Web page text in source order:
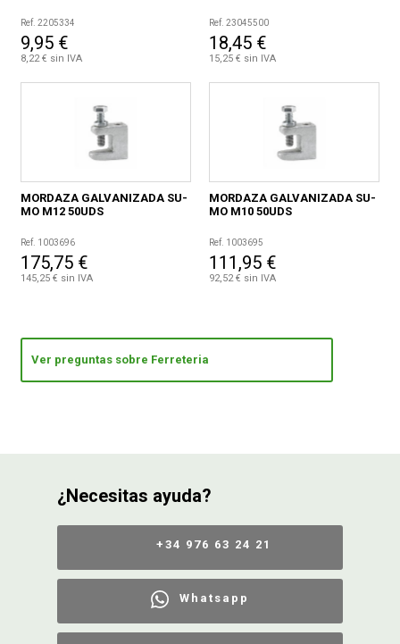
Ref. 2205334
9,95 €
8,22 € sin IVA
Ref. 23045500
18,45 €
15,25 € sin IVA
MORDAZA GALVANIZADA SU-
MO M12 50UDS
Ref. 1003696
175,75 €
145,25 € sin IVA
MORDAZA GALVANIZADA SU-
MO M10 50UDS
Ref. 1003695
111,95 €
92,52 € sin IVA
Ver preguntas sobre Ferreteria
¿Necesitas ayuda?
+34 976 63 24 21
Whatsapp